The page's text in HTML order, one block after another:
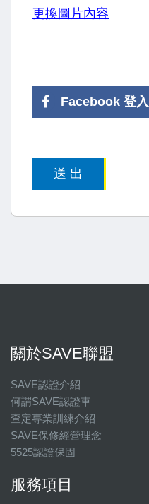
更換圖片內容
Facebook 登入
送 出
關於SAVE聯盟
SAVE認證介紹
何謂SAVE認證車
查定專業訓練介紹
SAVE保修經營理念
5525認證保固
服務項目